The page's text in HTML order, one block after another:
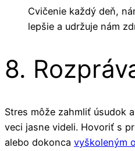
Cvičenie každý deň,
lepšie a udržuje nám
8.
Stres môže zahmliť úsudok
veci jasne videli. Hovoriť s
alebo dokonca vyškoleným